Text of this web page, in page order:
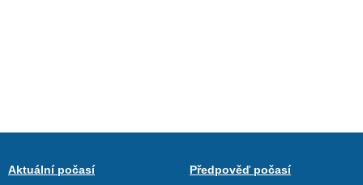
Aktuální počasí
Předpověď počasí